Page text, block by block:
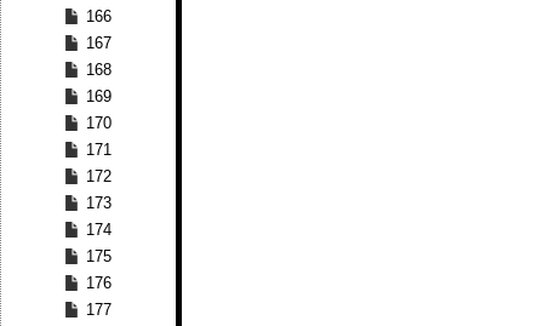
166
167
168
169
170
171
172
173
174
175
176
177